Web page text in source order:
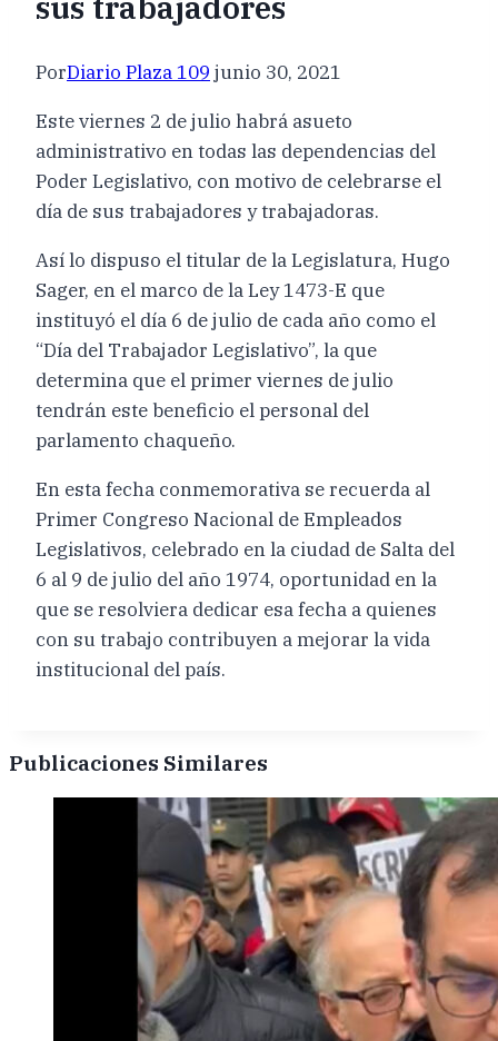
PorDiario Plaza 109 junio 30, 2021
Este viernes 2 de julio habrá asueto
administrativo en todas las dependencias del
Poder Legislativo, con motivo de celebrarse el
día de sus trabajadores y trabajadoras.
Así lo dispuso el titular de la Legislatura, Hugo
Sager, en el marco de la Ley 1473-E que
instituyó el día 6 de julio de cada año como el
“Día del Trabajador Legislativo”, la que
determina que el primer viernes de julio
tendrán este beneficio el personal del
parlamento chaqueño.
En esta fecha conmemorativa se recuerda al
Primer Congreso Nacional de Empleados
Legislativos, celebrado en la ciudad de Salta del
6 al 9 de julio del año 1974, oportunidad en la
que se resolviera dedicar esa fecha a quienes
con su trabajo contribuyen a mejorar la vida
institucional del país.
Publicaciones Similares